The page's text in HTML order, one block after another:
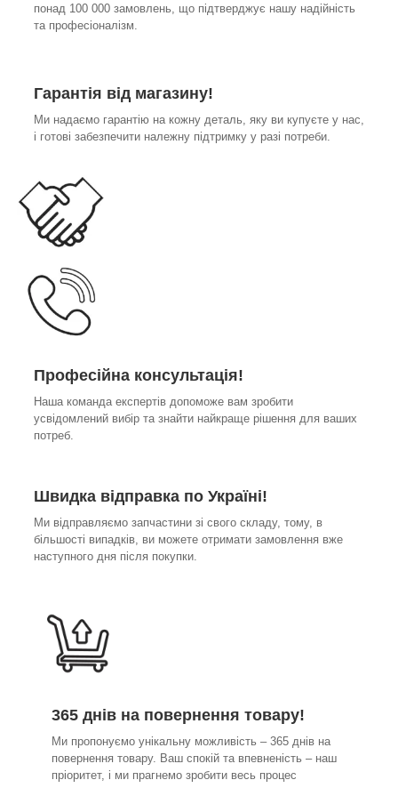
понад 100 000 замовлень, що підтверджує нашу надійність
та професіоналізм.
Гарантія від магазину!
Ми надаємо гарантію на кожну деталь, яку ви купуєте у нас,
і готові забезпечити належну підтримку у разі потреби.
Професійна консультація!
Наша команда експертів допоможе вам зробити
усвідомлений вибір та знайти найкраще рішення для ваших
потреб.
Швидка відправка по Україні!
Ми відправляємо запчастини зі свого складу, тому, в
більшості випадків, ви можете отримати замовлення вже
наступного дня після покупки.
365 днів на повернення товару!
Ми пропонуємо унікальну можливість – 365 днів на
повернення товару. Ваш спокій та впевненість – наш
пріоритет, і ми прагнемо зробити весь процес